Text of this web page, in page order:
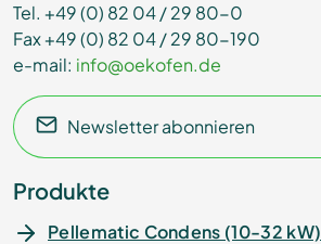
Tel. +49 (0) 82 04 / 29 80-0
Fax +49 (0) 82 04 / 29 80-190
e-mail: info@oekofen.de
Newsletter abonnieren
Produkte
Pellematic Condens (10-32 kW)